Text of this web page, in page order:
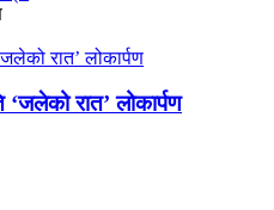
रात’ लोकार्पण